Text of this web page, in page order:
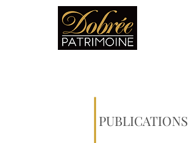
PUBLICATIONS